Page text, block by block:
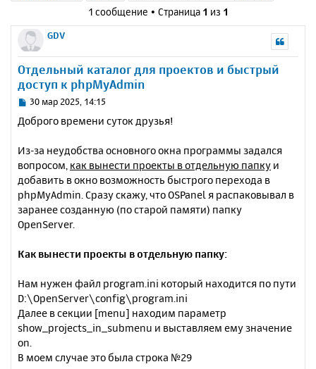
1 сообщение • Страница 1 из 1
GDV
Отдельный каталог для проектов и быстрый
доступ к phpMyAdmin
С
о
щ
е
н
е
30 мар 2025, 14:15
Доброго времени суток друзья!
Из-за неудобства основного окна программы задался
вопросом, как вынести проекты в отдельную папку и
добавить в окно возможность быстрого перехода в
phpMyAdmin. Сразу скажу, что OSPanel я распаковывал в
заранее созданную (по старой памяти) папку
OpenServer.
Как вынести проекты в отдельную папку:
Нам нужен файл program.ini который находится по пути
D:\OpenServer\config\program.ini
Далее в секции [menu] находим параметр
show_projects_in_submenu и выставляем ему значение
on.
В моем случае это была строка №29